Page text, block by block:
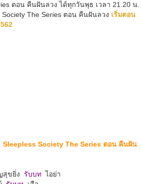
ตอน คืนฝันลวง ได้ทุกวันพุธ เวลา 21.20 น.
Society The Series ตอน คืนฝันลวง เริ่มตอน
Sleepless Society The Series ตอน คืนฝัน
สุขยิ่ง รับบท ไอย่า